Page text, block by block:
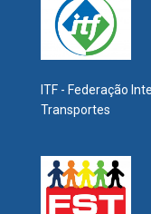
ITF - Federação
Transportes